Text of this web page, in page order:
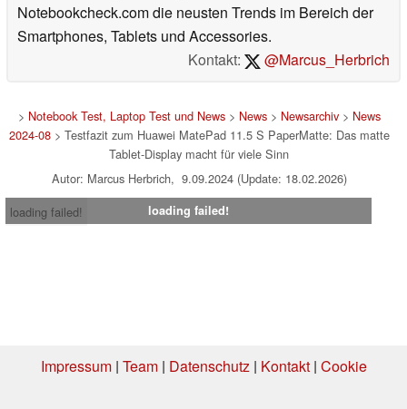
Notebookcheck.com die neusten Trends im Bereich der
Smartphones, Tablets und Accessories.
Kontakt:
@Marcus_Herbrich
> Notebook Test, Laptop Test und News> News> Newsarchiv> News
2024-08> Testfazit zum Huawei MatePad 11.5 S PaperMatte: Das matte
Tablet-Display macht für viele Sinn
Autor: Marcus Herbrich, 9.09.2024 (Update: 18.02.2026)
loading failed!
loading failed!
Impressum| Team| Datenschutz| Kontakt| Cookie